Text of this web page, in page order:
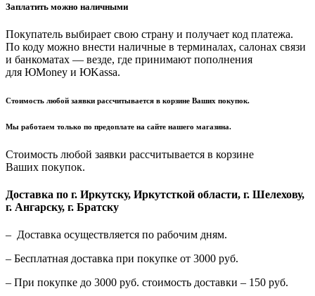
Заплатить можно наличными
Покупатель выбирает свою страну и получает код платежа.
По коду можно внести наличные в терминалах, салонах связи
и банкоматах — везде, где принимают пополнения
для ЮMoney и ЮKassa.
Стоимость любой заявки рассчитывается в корзине Ваших покупок.
Мы работаем только по предоплате на сайте нашего магазина.
Стоимость любой заявки рассчитывается в корзине
Ваших покупок.
Доставка по г. Иркутску, Иркутсткой области, г. Шелехову,
г. Ангарску, г. Братску
– Доставка осуществляется по рабочим дням.
– Бесплатная доставка при покупке от 3000 руб.
– При покупке до 3000 руб. стоимость доставки – 150 руб.